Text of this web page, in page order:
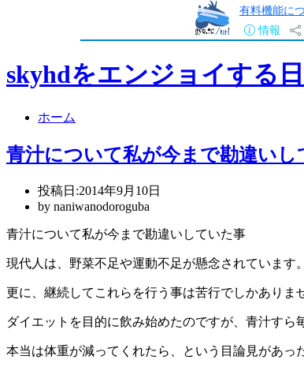
有料機能に
情報